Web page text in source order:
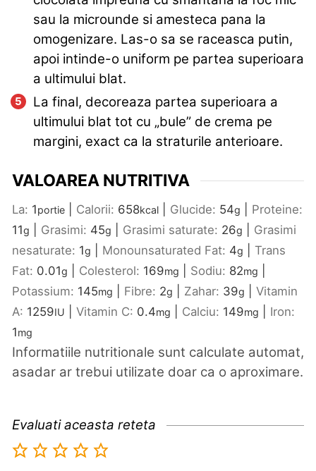
sau la microunde si amesteca pana la
omogenizare. Las-o sa se raceasca putin,
apoi intinde-o uniform pe partea superioara
a ultimului blat.
La final, decoreaza partea superioara a
ultimului blat tot cu „bule” de crema pe
margini, exact ca la straturile anterioare.
VALOAREA NUTRITIVA
La: 1portie Calorii: 658kcal Glucide: 54g
Proteine:
11g Grasimi: 45g Grasimi saturate: 26g
Grasimi
nesaturate: 1g Monounsaturated Fat: 4g
Trans
Fat: 0.01g Colesterol: 169mg Sodiu: 82mg
Potassium: 145mg Fibre: 2g Zahar: 39g
Vitamin
A: 1259IU Vitamin C: 0.4mg Calciu: 149mg
Iron:
1mg
Informatiile nutritionale sunt calculate automat,
asadar ar trebui utilizate doar ca o aproximare.
Evaluati aceasta reteta